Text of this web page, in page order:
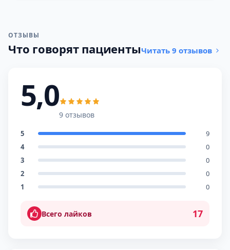
ОТЗЫВЫ
Что говорят пациентыЧитать 9 отзывов
5,0
9 отзывов
5
9
4
0
3
0
2
0
1
0
Всего лайков 17